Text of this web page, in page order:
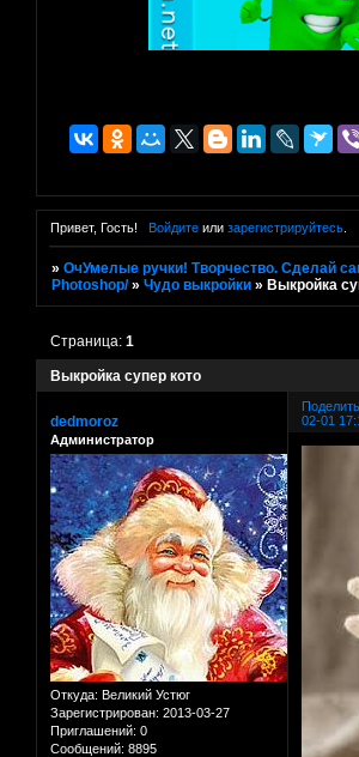
Привет, Гость! Войдитеили зарегистрируйтесь.
»ОчУмелые ручки! Творчество. Сделай
Photoshop/ »Чудо выкройки » Выкройка
Выкройка супер кото
Страница:1
02-01
dedmoroz
Администратор
Откуда: Великий Устюг
Зарегистрирован: 2013-03-27
Приглашений: 0
Сообщений: 8895